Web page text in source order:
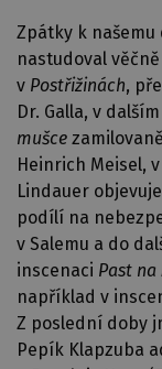
Zpátky k našemu
nastudoval
v Postřižinách,
Dr. Galla, v
mušce
Heinrich Meisel,
Lindauer
podílí na
v Salemu a do
inscenaci Past na
například v
Z poslední doby
Pepík Klapzuba